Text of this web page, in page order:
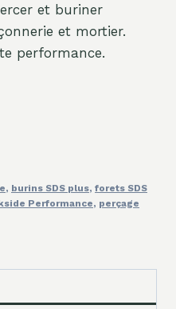
et buriner
et mortier.
performance.
, burins SDS plus, forets SDS
Performance, perçage